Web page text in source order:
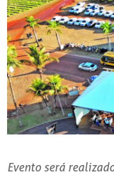
Evento será